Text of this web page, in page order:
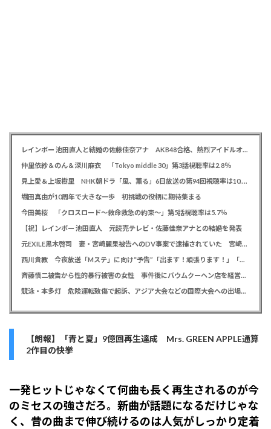
レインボー 池田直人と結婚の佐藤佳奈アナ AKB48合格、熱烈アイドルオタク「さかなちゃん」として人気に、7月末に読売テレビ退社
仲里依紗＆のん＆深川麻衣 「Tokyo middle 30」第3話視聴率は2.8％
見上愛＆上坂樹里 NHK朝ドラ「風、薫る」6日放送の第94回視聴率は10.4％
堀田真由が10周年で大きな一歩 初挑戦の役柄に期待集まる
今田美桜 「クロスロード～救命救急の約束～」第5話視聴率は5.7％
【祝】レインボー 池田直人 元読売テレビ・佐藤佳奈アナとの結婚を発表
元EXILE黒木啓司 妻・宮崎麗果被告へのDV事案で逮捕されていた 宮崎は全身打撲、頭部裂傷及び打撲、頸部損傷の怪我
西川貴教 今夜放送「Mステ」に向け“予告”「出ます！頑張ります！」「恐らくアレも着ます！」
斉藤慎二被告から性的暴行被害の女性 事件後にバウムクーヘン店を経営やTikTokでライブ配信する姿に「言葉にできない悔しさと怒り」
競泳・本多灯 危険運転致傷で起訴、アジア大会などの国際大会への出場を辞退
【朗報】「青と夏」9億回再生達成 Mrs. GREEN APPLE通算
2作目の快挙
一発ヒットじゃなくて何曲も長く再生されるのが今
のミセスの強さだろ。新曲が話題になるだけじゃな
く、昔の曲まで伸び続けるのは人気がしっかり定着